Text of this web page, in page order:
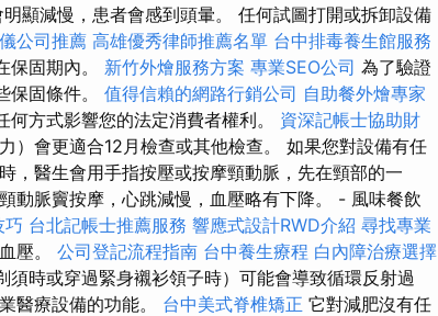
顯減慢，患者會感到頭暈。 任何試圖打開或拆卸設備
公司推薦 高雄優秀律師推薦名單 台中排毒養生館服務
保固期內。 新竹外燴服務方案 專業SEO公司 為了驗證
保固條件。 值得信賴的網路行銷公司 自助餐外燴專家
方式影響您的法定消費者權利。 資深記帳士協助財
）會更適合12月檢查或其他檢查。 如果您對設備有任
，醫生會用手指按壓或按摩頸動脈，先在頸部的一
動脈竇按摩，心跳減慢，血壓略有下降。 - 風味餐飲
巧 台北記帳士推薦服務 響應式設計RWD介紹 尋找專業
壓。 公司登記流程指南 台中養生療程 白內障治療選擇
時或穿過緊身襯衫領子時）可能會導致循環反射過
醫療設備的功能。 台中美式脊椎矯正 它對減肥沒有任